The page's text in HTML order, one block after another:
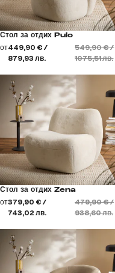
Стол за отдих Pulo
от449,90 € /
879,93 лв.
549,90 € /
1075,51 лв.
Стол за отдих Zena
от379,90 € /
743,02 лв.
479,90 € /
938,60 лв.